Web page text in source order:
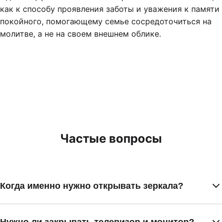
как к способу проявления заботы и уважения к памяти
покойного, помогающему семье сосредоточиться на
молитве, а не на своем внешнем облике.
Частые вопросы
Когда именно нужно открывать зеркала?
сразу после поминок на сороковой день (40 дней).